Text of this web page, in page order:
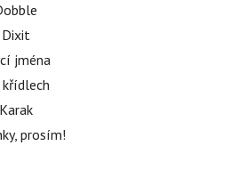
Dixit
jména
křídlech
Karak
prosím!